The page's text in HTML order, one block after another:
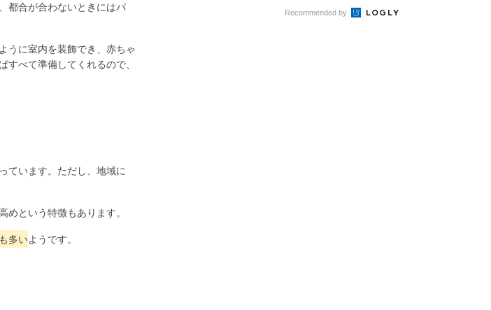
都合が合わないときにはパ
うに室内を装飾でき、赤ちゃ
べて準備してくれるので、
ています。ただし、地域に
という特徴もあります。
多いようです。
Recommended by